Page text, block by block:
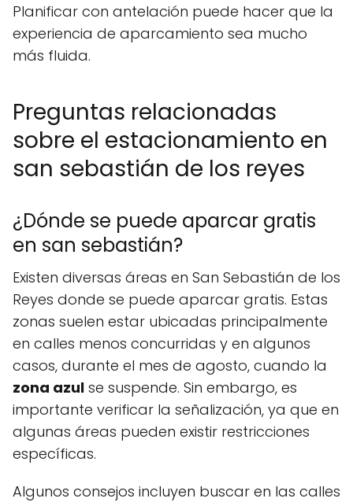
Planificar con antelación puede hacer que la
experiencia de aparcamiento sea mucho
más fluida.
Preguntas relacionadas
sobre el estacionamiento en
san sebastián de los reyes
¿Dónde se puede aparcar gratis
en san sebastián?
Existen diversas áreas en San Sebastián de los
Reyes donde se puede aparcar gratis. Estas
zonas suelen estar ubicadas principalmente
en calles menos concurridas y en algunos
casos, durante el mes de agosto, cuando la
zona azul se suspende. Sin embargo, es
importante verificar la señalización, ya que en
algunas áreas pueden existir restricciones
específicas.
Algunos consejos incluyen buscar en las calles